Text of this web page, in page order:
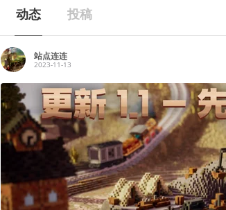
动态 投稿
站点连连
2023-11-13